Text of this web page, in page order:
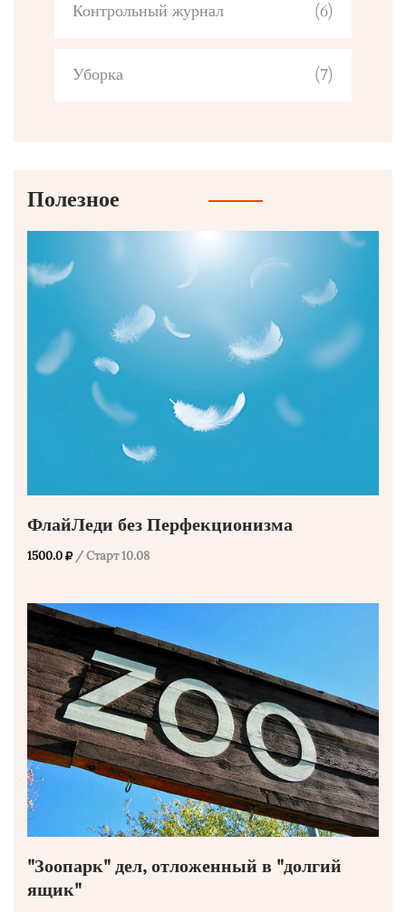
Контрольный журнал (6)
Уборка (7)
Полезное
ФлайЛеди без Перфекционизма
1500.0 / Старт 10.08
"Зоопарк" дел, отложенный в "долгий
ящик"